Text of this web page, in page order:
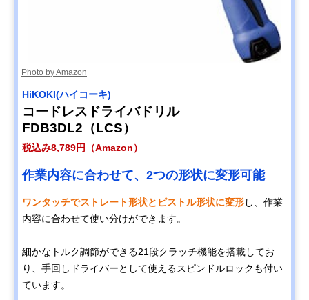
Photo by Amazon
HiKOKI(ハイコーキ)
コードレスドライバドリル
FDB3DL2（LCS）
税込み8,789円（Amazon）
作業内容に合わせて、2つの形状に変形可能
ワンタッチでストレート形状とピストル形状に変形し、作業
内容に合わせて使い分けができます。
細かなトルク調節ができる21段クラッチ機能を搭載してお
り、手回しドライバーとして使えるスピンドルロックも付い
ています。